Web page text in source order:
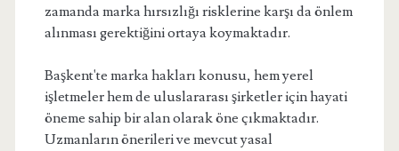
zamanda marka hırsızlığı risklerine karşı da önlem
alınması gerektiğini ortaya koymaktadır.
Başkent'te marka hakları konusu, hem yerel
işletmeler hem de uluslararası şirketler için hayati
öneme sahip bir alan olarak öne çıkmaktadır.
Uzmanların önerileri ve mevcut yasal